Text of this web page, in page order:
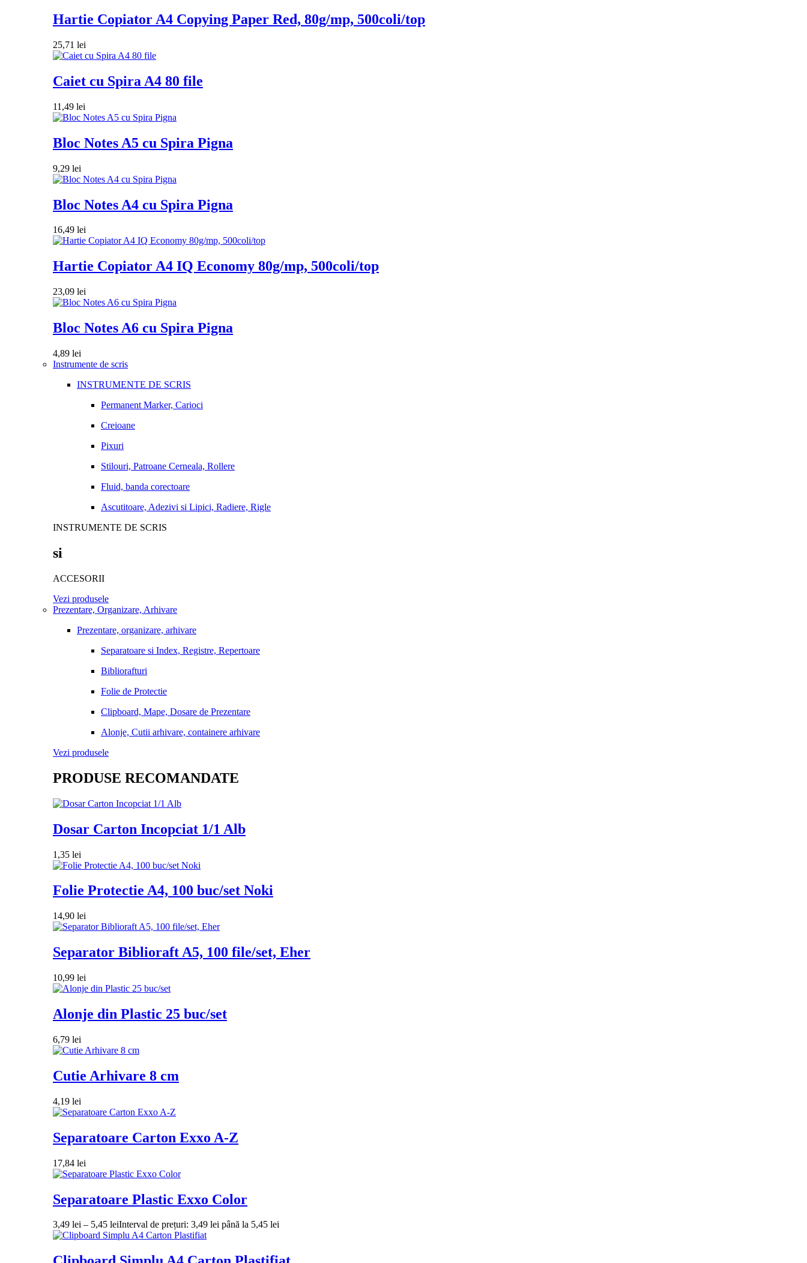
Hartie Copiator A4 Copying Paper Red, 80g/mp, 500coli/top
25,71 lei
Caiet cu Spira A4 80 file
11,49 lei
Bloc Notes A5 cu Spira Pigna
9,29 lei
Bloc Notes A4 cu Spira Pigna
16,49 lei
Hartie Copiator A4 IQ Economy 80g/mp, 500coli/top
23,09 lei
Bloc Notes A6 cu Spira Pigna
4,89 lei
Instrumente de scris
INSTRUMENTE DE SCRIS
Permanent Marker, Carioci
Creioane
Pixuri
Stilouri, Patroane Cerneala, Rollere
Fluid, banda corectoare
Ascutitoare, Adezivi si Lipici, Radiere, Rigle
INSTRUMENTE DE SCRIS
si
ACCESORII
Vezi produsele
Prezentare, Organizare, Arhivare
Prezentare, organizare, arhivare
Separatoare si Index, Registre, Repertoare
Bibliorafturi
Folie de Protectie
Clipboard, Mape, Dosare de Prezentare
Alonje, Cutii arhivare, containere arhivare
Vezi produsele
PRODUSE RECOMANDATE
Dosar Carton Incopciat 1/1 Alb
1,35 lei
Folie Protectie A4, 100 buc/set Noki
14,90 lei
Separator Biblioraft A5, 100 file/set, Eher
10,99 lei
Alonje din Plastic 25 buc/set
6,79 lei
Cutie Arhivare 8 cm
4,19 lei
Separatoare Carton Exxo A-Z
17,84 lei
Separatoare Plastic Exxo Color
3,49 lei – 5,45 leiInterval de prețuri: 3,49 lei până la 5,45 lei